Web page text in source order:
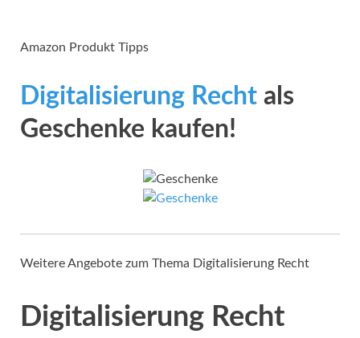
Amazon Produkt Tipps
Digitalisierung Recht als
Geschenke kaufen!
Weitere Angebote zum Thema Digitalisierung Recht
Digitalisierung Recht